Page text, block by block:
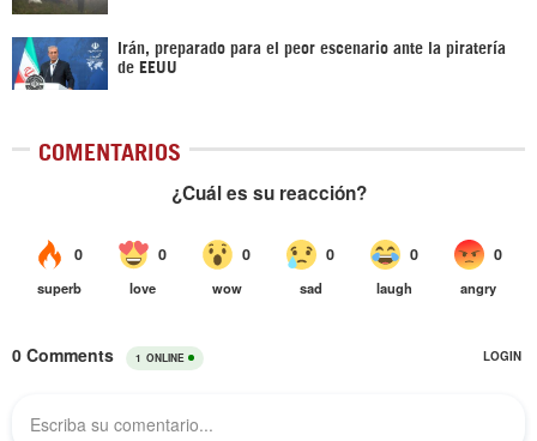
Irán, preparado para el peor escenario ante la piratería
de EEUU
COMENTARIOS